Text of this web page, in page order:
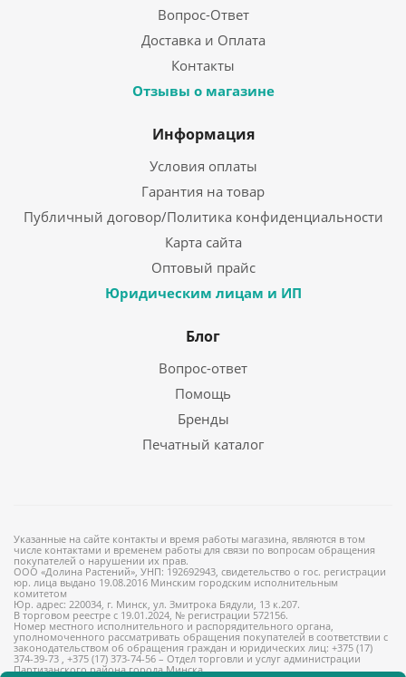
Вопрос-Ответ
Доставка и Оплата
Контакты
Отзывы о магазине
Информация
Условия оплаты
Гарантия на товар
Публичный договор/Политика конфиденциальности
Карта сайта
Оптовый прайс
Юридическим лицам и ИП
Блог
Вопрос-ответ
Помощь
Бренды
Печатный каталог
Указанные на сайте контакты и время работы магазина, являются в том
числе контактами и временем работы для связи по вопросам обращения
покупателей о нарушении их прав.
ООО «Долина Растений», УНП: 192692943, свидетельство о гос. регистрации
юр. лица выдано 19.08.2016 Минским городским исполнительным
комитетом
Юр. адрес: 220034, г. Минск, ул. Змитрока Бядули, 13 к.207.
В торговом реестре с 19.01.2024, № регистрации 572156.
Номер местного исполнительного и распорядительного органа,
уполномоченного рассматривать обращения покупателей в соответствии с
законодательством об обращения граждан и юридических лиц: +375 (17)
374-39-73 , +375 (17) 373-74-56 – Отдел торговли и услуг администрации
Партизанского района города Минска